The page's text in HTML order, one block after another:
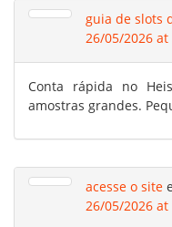
guia de slots
26/05/2026 at
Conta rápida no
amostras grandes.
acesse o site
26/05/2026 at